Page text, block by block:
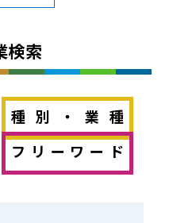
検索
種別・業種
フリーワード